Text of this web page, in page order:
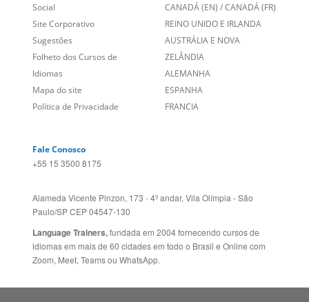
Empregos
Blog
Social
Site Corporativo
Sugestões
Folheto dos Cursos de
Idiomas
ESTADOS UNIDOS (EN)/
ESTADOS UNIDOS (ES)
CANADÁ (EN) /CANADÁ (FR)
REINO UNIDO E IRLANDA
AUSTRÁLIA E NOVA
ZELÂNDIA
ALEMANHA
+55 15 3500 8175
Alameda Vicente Pinzon, 173 - 4º andar, Vila Olímpia - São
Paulo/SP CEP 04547-130
Language Trainers,fundada em 2004 fornecendo cursos de